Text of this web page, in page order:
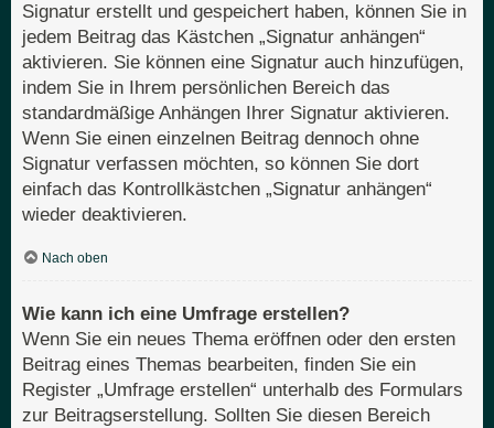
Signatur erstellt und gespeichert haben, können Sie in
jedem Beitrag das Kästchen „Signatur anhängen“
aktivieren. Sie können eine Signatur auch hinzufügen,
indem Sie in Ihrem persönlichen Bereich das
standardmäßige Anhängen Ihrer Signatur aktivieren.
Wenn Sie einen einzelnen Beitrag dennoch ohne
Signatur verfassen möchten, so können Sie dort
einfach das Kontrollkästchen „Signatur anhängen“
wieder deaktivieren.
Nach oben
Wie kann ich eine Umfrage erstellen?
Wenn Sie ein neues Thema eröffnen oder den ersten
Beitrag eines Themas bearbeiten, finden Sie ein
Register „Umfrage erstellen“ unterhalb des Formulars
zur Beitragserstellung. Sollten Sie diesen Bereich